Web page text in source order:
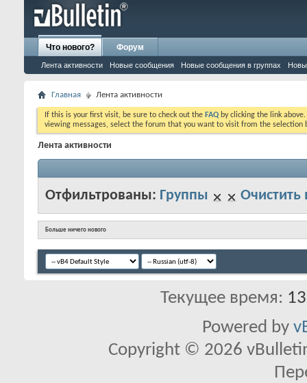
Что нового?
Лента активности Новые сообщения Новые сообщения в группах
Форум
Главная Лента активности
If this is your first visit, be sure to check out the FAQ by clicking the link
viewing messages, select the forum that you want to visit from the selection
Лента активности
Отфильтрованы: Группы Очистить
Больше ничего нового
Текущее время:
Powered by
Copyright © 2026